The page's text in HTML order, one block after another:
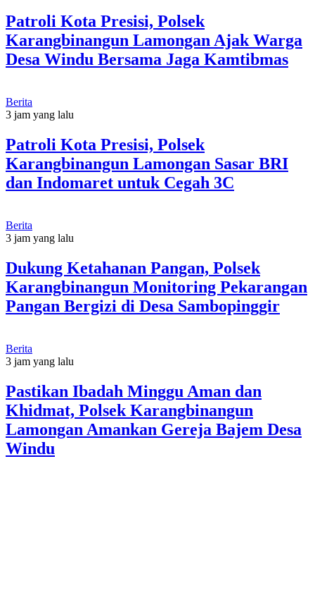
Patroli Kota Presisi, Polsek
Karangbinangun Lamongan Ajak Warga
Desa Windu Bersama Jaga Kamtibmas
Berita
3 jam yang lalu
Patroli Kota Presisi, Polsek
Karangbinangun Lamongan Sasar BRI
dan Indomaret untuk Cegah 3C
Berita
3 jam yang lalu
Dukung Ketahanan Pangan, Polsek
Karangbinangun Monitoring Pekarangan
Pangan Bergizi di Desa Sambopinggir
Berita
3 jam yang lalu
Pastikan Ibadah Minggu Aman dan
Khidmat, Polsek Karangbinangun
Lamongan Amankan Gereja Bajem Desa
Windu